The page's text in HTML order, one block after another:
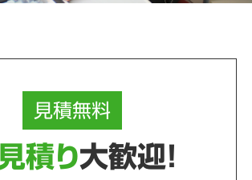
見積無料
積り大歓迎！